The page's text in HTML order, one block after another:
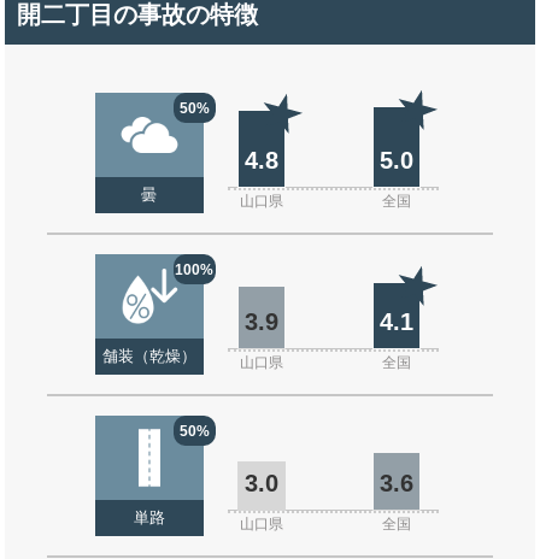
開二丁目の事故の特徴
50%
曇
4.8 5.0
山口県 全国
100%
舗装（乾燥）
3.9 4.1
山口県 全国
50%
単路
3.0 3.6
山口県 全国